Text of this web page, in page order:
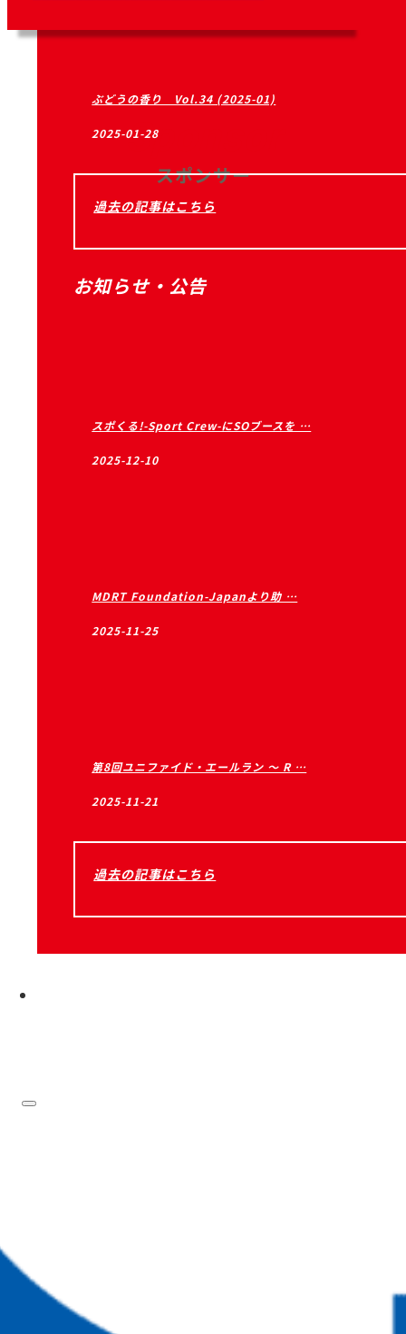
ぶどうの香り Vol.34 (2025-01)
2025-01-28
過去の記事はこちら
お知らせ・公告
スポくる!-Sport Crew-にSOブースを …
2025-12-10
MDRT Foundation-Japanより助 …
2025-11-25
第8回ユニファイド・エールラン ～ R …
2025-11-21
過去の記事はこちら
Sponsor
スポンサー